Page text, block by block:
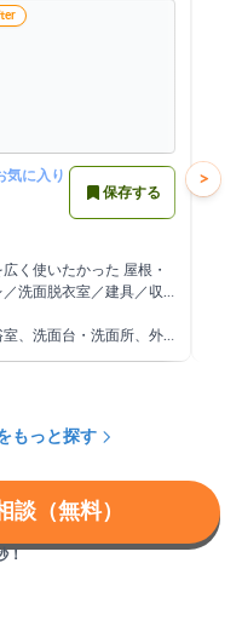
気に入り
保存する
く使いたかった 屋根・
洗面脱衣室／建具／収
、洗面台・洗面所、外
キッ
>
もっと探す
談（無料）
！